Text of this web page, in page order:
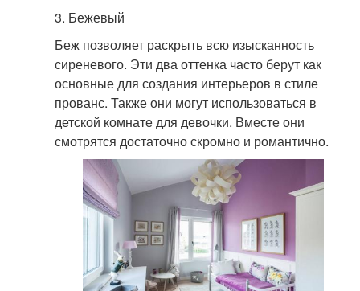
3. Бежевый
Беж позволяет раскрыть всю изысканность
сиреневого. Эти два оттенка часто берут как
основные для создания интерьеров в стиле
прованс. Также они могут использоваться в
детской комнате для девочки. Вместе они
смотрятся достаточно скромно и романтично.